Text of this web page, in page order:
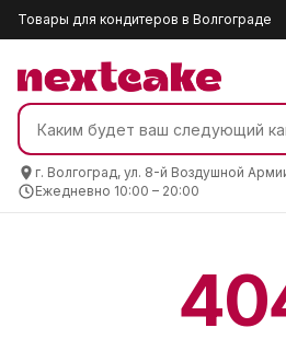
Товары для кондитеров в Волгограде
г. Волгоград, ул. 8-й Воздушной
Ежедневно 10:00 – 20:00